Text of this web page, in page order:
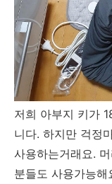
저희 아부지 키가
니다. 하지만 걱정
사용하는거래요.
분들도 사용가능